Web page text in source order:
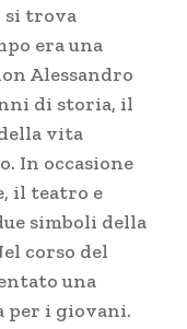
si trova
era una
Alessandro
di storia, il
vita
In occasione
il teatro e
simboli della
corso del
una
per i giovani.